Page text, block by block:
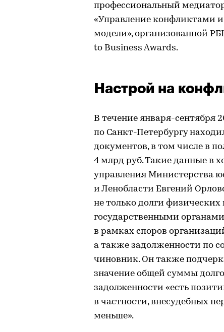
профессиональный
«Управление конфликтами
модели», организованной
to Business Awards.
Настрой на
В течение января-сентября
по Санкт-Петербургу
документов, в том числе в
4 млрд руб. Такие данные в
управления Министерства
и Ленобласти Евгений
не только долги
государственными
в рамках споров
а также задолженности по
чиновник. Он также
значение общей суммы
задолженности «есть
в частности, внесудебных
меньше».